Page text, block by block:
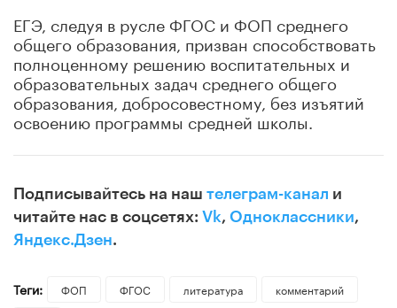
ЕГЭ, следуя в русле ФГОС и ФОП среднего
общего образования, призван способствовать
полноценному решению воспитательных и
образовательных задач среднего общего
образования, добросовестному, без изъятий
освоению программы средней школы.
Подписывайтесь на наш телеграм-канал и
читайте нас в соцсетях: Vk, Одноклассники,
Яндекс.Дзен.
Теги: ФОП ФГОС литература
комментарий